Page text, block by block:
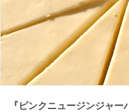
『ピンクニュージンジャ